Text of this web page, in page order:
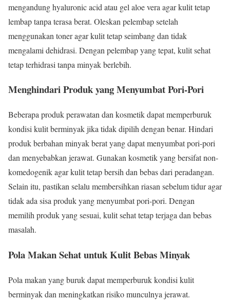
mengandung hyaluronic acid atau gel aloe vera agar kulit tetap
lembap tanpa terasa berat. Oleskan pelembap setelah
menggunakan toner agar kulit tetap seimbang dan tidak
mengalami dehidrasi. Dengan pelembap yang tepat, kulit sehat
tetap terhidrasi tanpa minyak berlebih.
Menghindari Produk yang Menyumbat Pori-Pori
Beberapa produk perawatan dan kosmetik dapat memperburuk
kondisi kulit berminyak jika tidak dipilih dengan benar. Hindari
produk berbahan minyak berat yang dapat menyumbat pori-pori
dan menyebabkan jerawat. Gunakan kosmetik yang bersifat non-
komedogenik agar kulit tetap bersih dan bebas dari peradangan.
Selain itu, pastikan selalu membersihkan riasan sebelum tidur agar
tidak ada sisa produk yang menyumbat pori-pori. Dengan
memilih produk yang sesuai, kulit sehat tetap terjaga dan bebas
masalah.
Pola Makan Sehat untuk Kulit Bebas Minyak
Pola makan yang buruk dapat memperburuk kondisi kulit
berminyak dan meningkatkan risiko munculnya jerawat.